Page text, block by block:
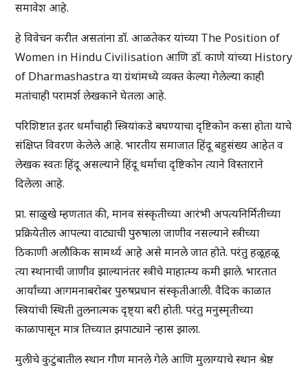
समावेश आहे.
हे विवेचन करीत असतांना डॉ. आळतेकर यांच्या The Position of
Women in Hindu Civilisation आणि डॉ. काणे यांच्या History
of Dharmashastra या ग्रंथांमध्ये व्यक्त केल्या गेलेल्या काही
मतांचाही परामर्श लेखकाने घेतला आहे.
परिशिष्टात इतर धर्मांचाही स्त्रियांकडे बघण्याचा दृष्टिकोन कसा होता याचे
संक्षिप्त विवरण केलेले आहे. भारतीय समाजात हिंदू बहुसंख्य आहेत व
लेखक स्वतः हिंदू असल्याने हिंदू धर्माचा दृष्टिकोन त्याने विस्ताराने
दिलेला आहे.
प्रा. साळुखे म्हणतात की, मानव संस्कृतीच्या आरंभी अपत्यनिर्मितीच्या
प्रक्रियेतील आपल्या वाट्याची पुरुषाला जाणीव नसल्याने स्त्रीच्या
ठिकाणी अलौकिक सामर्थ्य आहे असे मानले जात होते. परंतु हळूहळू
त्या स्थानाची जाणीव झाल्यानंतर स्त्रीचे माहात्म्य कमी झाले. भारतात
आर्यांच्या आगमनाबरोबर पुरुषप्रधान संस्कृतीआली. वैदिक काळात
स्त्रियांची स्थिती तुलनात्मक दृष्ट्या बरी होती. परंतु मनुस्मृतीच्या
काळापासून मात्र तिच्यात झपाट्याने ऱ्हास झाला.
मुलीचे कुटुंबातील स्थान गौण मानले गेले आणि मुलाग्याचे स्थान श्रेष्ठ